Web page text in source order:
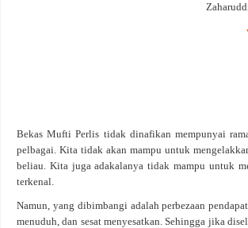
Bekas Mufti Perlis tidak dinafikan mempunyai
pelbagai. Kita tidak akan mampu untuk
beliau. Kita juga adakalanya tidak mampu untuk
terkenal.
Namun, yang dibimbangi adalah perbezaan
menuduh, dan sesat menyesatkan. Sehingga jika